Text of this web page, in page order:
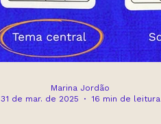
Marina Jordão
31 de mar. de 2025
16 min de leitura